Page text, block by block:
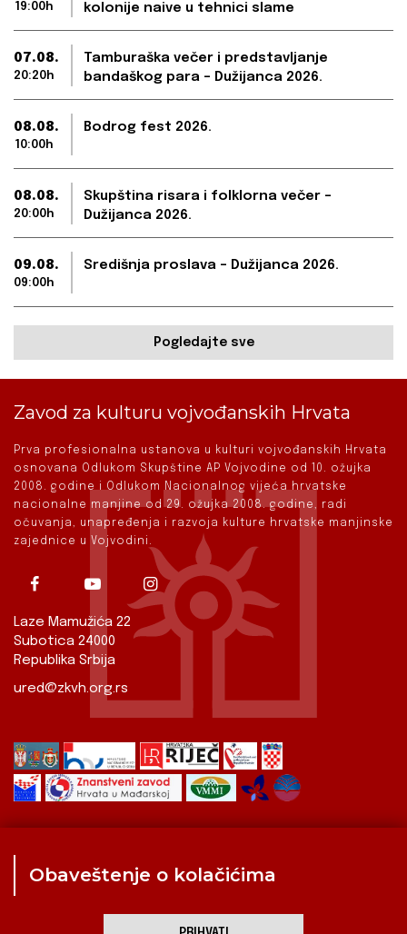
19:00h
kolonije naive u tehnici slame
07.08.
20:20h
Tamburaška večer i predstavljanje
bandaškog para – Dužijanca 2026.
08.08.
10:00h
Bodrog fest 2026.
08.08.
20:00h
Skupština risara i folklorna večer –
Dužijanca 2026.
09.08.
09:00h
Središnja proslava – Dužijanca 2026.
Pogledajte sve
Zavod za kulturu vojvođanskih Hrvata
Prva profesionalna ustanova u kulturi vojvođanskih Hrvata
osnovana Odlukom Skupštine AP Vojvodine od 10. ožujka
2008. godine i Odlukom Nacionalnog vijeća hrvatske
nacionalne manjine od 29. ožujka 2008. godine, radi
očuvanja, unapređenja i razvoja kulture hrvatske manjinske
zajednice u Vojvodini.
Laze Mamužića 22
Subotica 24000
Republika Srbija
ured@zkvh.org.rs
Obaveštenje o kolačićima